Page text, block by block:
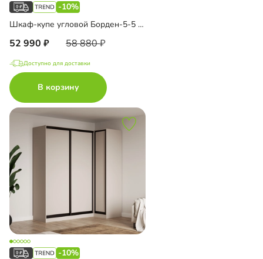
-10%
Шкаф-купе угловой Борден-5-5 1100
52 990 58 880
Доступно для доставки
В корзину
-10%